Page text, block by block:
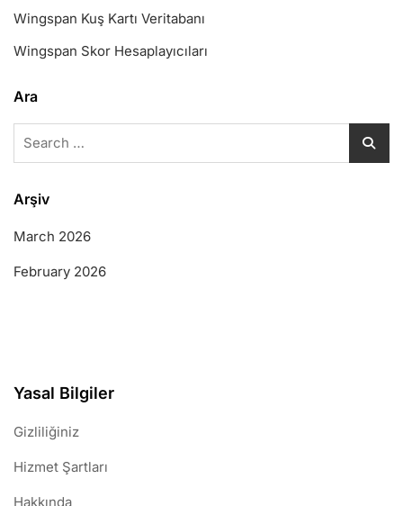
Wingspan Kuş Kartı Veritabanı
Wingspan Skor Hesaplayıcıları
Ara
Arşiv
March 2026
February 2026
Yasal Bilgiler
Gizliliğiniz
Hizmet Şartları
Hakkında